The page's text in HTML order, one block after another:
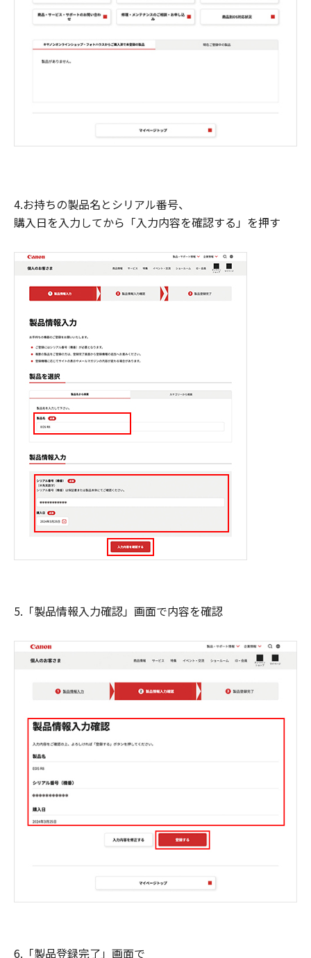
4.お持ちの製品名とシリアル番号、
購入日を入力してから「入力内容を確認する」を押す
5.「製品情報入力確認」画面で内容を確認
6.「製品登録完了」画面で